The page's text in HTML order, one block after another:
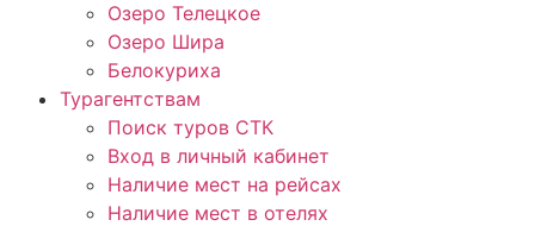
Озеро Телецкое
Озеро Шира
Белокуриха
Турагентствам
Поиск туров СТК
Вход в личный кабинет
Наличие мест на рейсах
Наличие мест в отелях